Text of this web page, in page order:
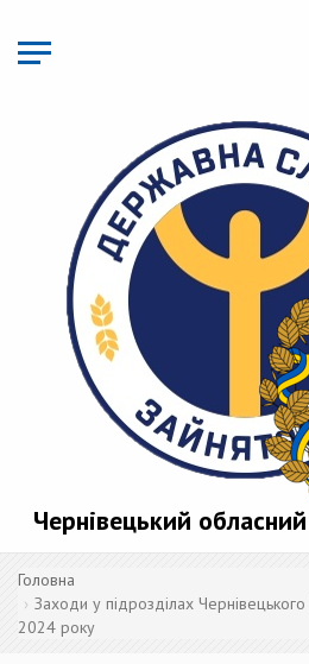
основного
матеріалу
Чернівецький
Головна
Заходи у підрозділах
2024 року